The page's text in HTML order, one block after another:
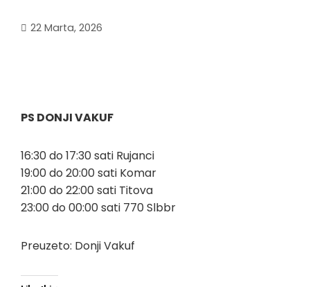
22 Marta, 2026
PS DONJI VAKUF
16:30 do 17:30 sati Rujanci
19:00 do 20:00 sati Komar
21:00 do 22:00 sati Titova
23:00 do 00:00 sati 770 Slbbr
Preuzeto: Donji Vakuf